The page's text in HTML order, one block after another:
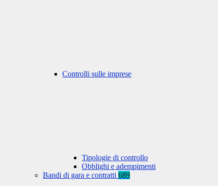
Controlli sulle imprese
Tipologie di controllo
Obblighi e adempimenti
Bandi di gara e contratti 689